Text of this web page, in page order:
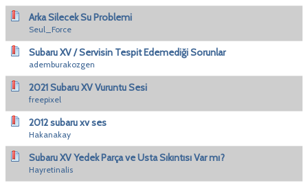
Arka Silecek Su Problemi
Seul_Force
Subaru XV / Servisin Tespit Edemediği Sorunlar
ademburakozgen
2021 Subaru XV Vuruntu Sesi
freepixel
2012 subaru xv ses
Hakanakay
Subaru XV Yedek Parça ve Usta Sıkıntısı Var mı?
Hayretinalis